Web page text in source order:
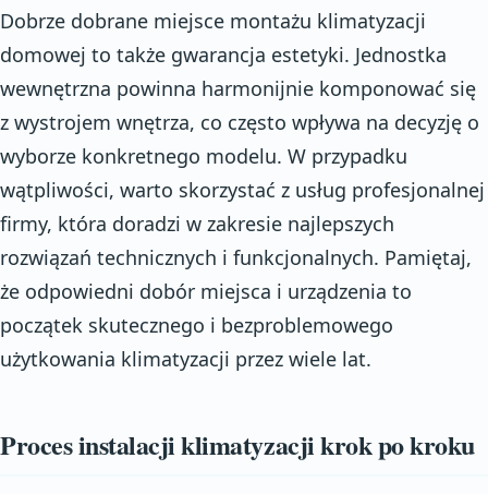
Dobrze dobrane miejsce montażu klimatyzacji
domowej to także gwarancja estetyki. Jednostka
wewnętrzna powinna harmonijnie komponować się
z wystrojem wnętrza, co często wpływa na decyzję o
wyborze konkretnego modelu. W przypadku
wątpliwości, warto skorzystać z usług profesjonalnej
firmy, która doradzi w zakresie najlepszych
rozwiązań technicznych i funkcjonalnych. Pamiętaj,
że odpowiedni dobór miejsca i urządzenia to
początek skutecznego i bezproblemowego
użytkowania klimatyzacji przez wiele lat.
Proces instalacji klimatyzacji krok po kroku